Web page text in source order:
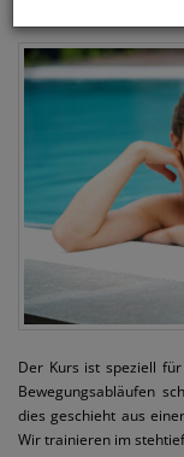
Der Kurs ist speziell
Bewegungsabläufen
dies geschieht aus
Wir trainieren im